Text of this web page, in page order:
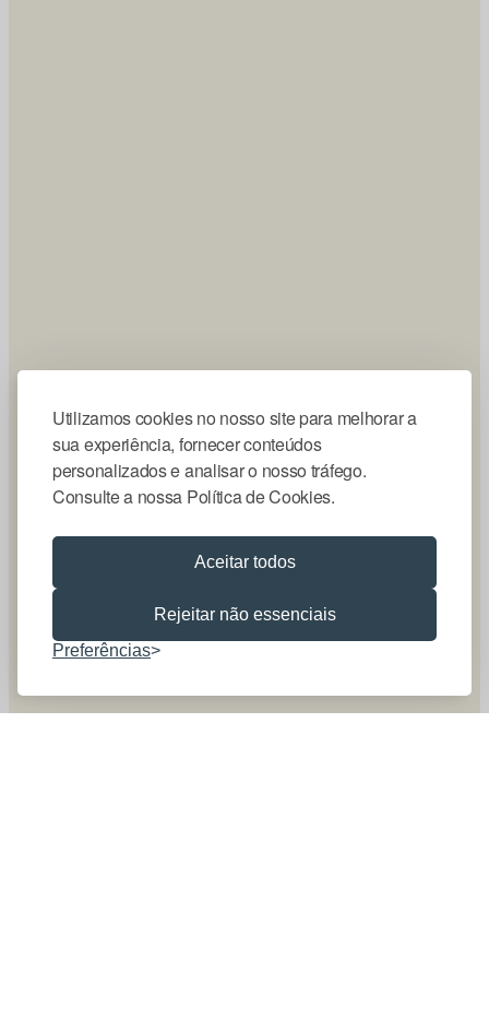
Utilizamos cookies no nosso site para melhorar a
sua experiência, fornecer conteúdos
personalizados e analisar o nosso tráfego.
Consulte a nossa Política de Cookies.
Aceitar todos
Rejeitar não essenciais
Preferências